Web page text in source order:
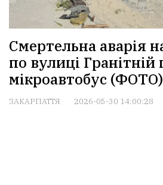
Смертельна аварія
по вулиці
мікроавтобус (ФОТО)
ЗАКАРПАТТЯ 2026-05-30 14:00:28